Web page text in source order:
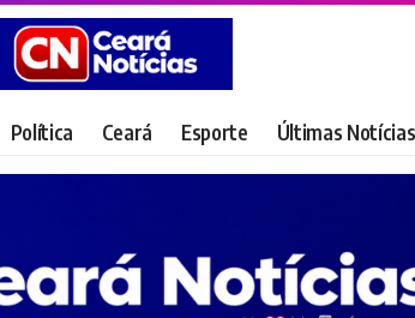
Política Ceará Esporte Últimas Notícias